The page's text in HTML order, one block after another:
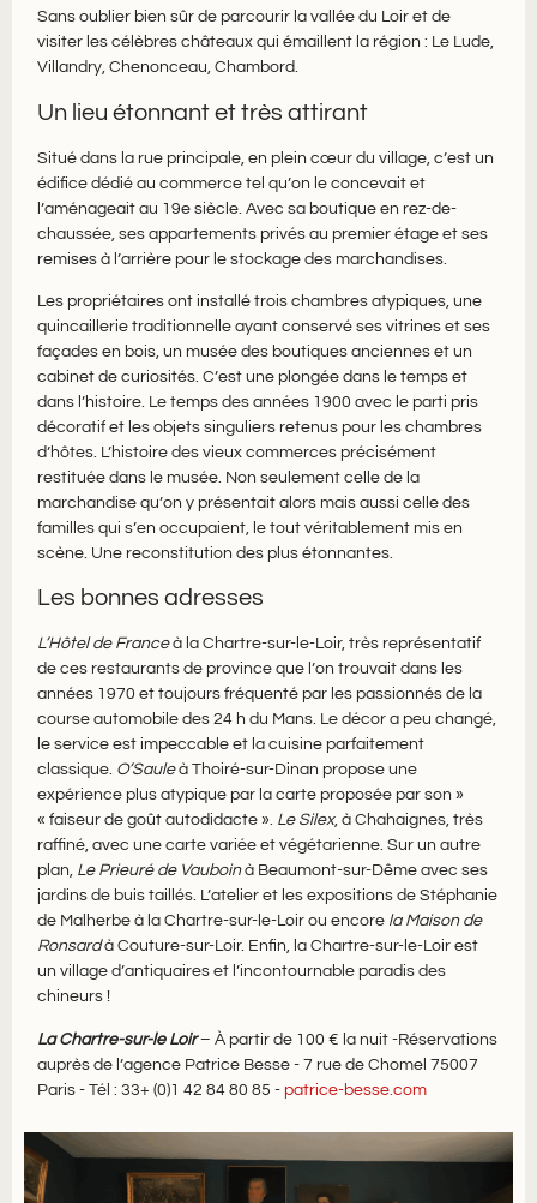
Sans oublier bien sûr de parcourir la vallée du Loir et de
visiter les célèbres châteaux qui émaillent la région : Le Lude,
Villandry, Chenonceau, Chambord​.
​Un lieu étonnant et très attirant
S​itué dans la rue principale, en plein cœur du village, c’est un
édifice dédié au commerce tel qu’on le concevait et
l’aménageait au 19e siècle. Avec sa boutique en rez-de-
chaussée, ses appartements privés au premier étage et ses
remises à l’arrière pour le stockage des marchandises. ​
Les propriétaires ont installé ​trois chambres atypiques, une
quincaillerie traditionnelle ayant conservé ses vitrines et ses
façades en bois, un musée des boutiques anciennes et un
cabinet de curiosités. C’est une plongée dans le temps et
dans l’histoire. Le temps des années 1900 avec le parti pris
décoratif et les objets singuliers retenus pour les chambres
d’hôtes. L’histoire des vieux commerces précisément
restituée dans le musée. Non seulement celle de la
marchandise qu’on y présentait alors mais aussi celle des
familles qui s’en occupaient, le tout véritablement mis en
scène. Une reconstitution des plus étonnantes​.
Les bonnes adresses
L’Hôtel de Franceà la Chartre-sur-le-Loir, très représentatif
de ces restaurants de province que l’on trouvait dans les
années 1970 et toujours fréquenté par les passionnés de la
course automobile des 24 h du Mans. Le décor a peu changé,
le service est impeccable et la cuisine parfaitement
classique. O’Sauleà Thoiré-sur-Dinan propose une
expérience plus atypique par la carte proposée par son »
« faiseur de goût autodidacte ». Le Silex, à Chahaignes, très
raffiné, avec une carte variée et végétarienne. Sur un autre
plan, Le Prieuré de Vauboinà Beaumont-sur-Dême avec ses
jardins de buis taillés. L’atelier et les expositions de Stéphanie
de Malherbe à la Chartre-sur-le-Loir ou encore la Maison de
Ronsardà Couture-sur-Loir. Enfin, la Chartre-sur-le-Loir est
un village d’antiquaires et l’incontournable paradis des
chineurs !
La Chartre-sur-le Loir​– À partir de 100 € la nuit -Réservations
auprès de l’agence Patrice Besse ​- 7 rue de Chomel 75007
Paris ​- Tél : 33+ (0)1 42 84 80 85 ​- patrice-besse.com